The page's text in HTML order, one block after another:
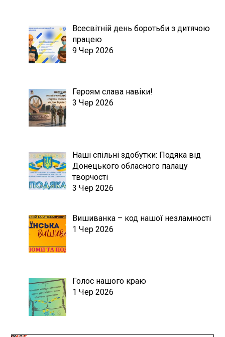
Всесвітній день боротьби з дитячою
працею
9 Чер 2026
Героям слава навіки!
3 Чер 2026
Наші спільні здобутки: Подяка від
Донецького обласного палацу
творчості
3 Чер 2026
Вишиванка – код нашої незламності
1 Чер 2026
Голос нашого краю
1 Чер 2026